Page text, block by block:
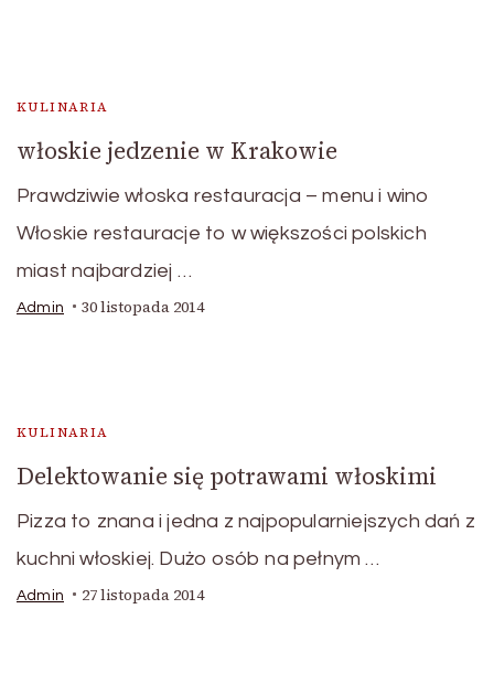
KULINARIA
włoskie jedzenie w Krakowie
Prawdziwie włoska restauracja – menu i wino
Włoskie restauracje to w większości polskich
miast najbardziej …
Admin 30 listopada 2014
KULINARIA
Delektowanie się potrawami włoskimi
Pizza to znana i jedna z najpopularniejszych dań z
kuchni włoskiej. Dużo osób na pełnym …
Admin 27 listopada 2014